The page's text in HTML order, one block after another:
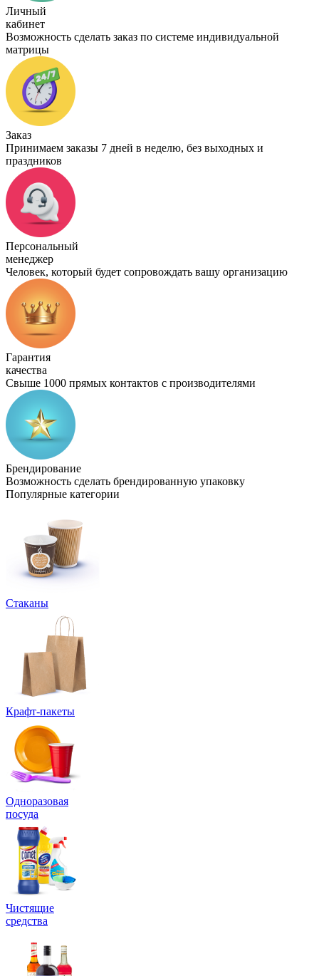
Личный
кабинет
Возможность сделать заказ по системе индивидуальной
матрицы
Заказ
Принимаем заказы 7 дней в неделю, без выходных и
праздников
Персональный
менеджер
Человек, который будет сопровождать вашу организацию
Гарантия
качества
Свыше 1000 прямых контактов с производителями
Брендирование
Возможность сделать брендированную упаковку
Популярные категории
Стаканы
Крафт-пакеты
Одноразовая
посуда
Чистящие
средства